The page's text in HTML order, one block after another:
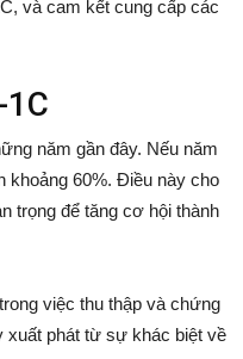
và cam kết cung cấp các
năm gần đây. Nếu năm
khoảng 60%. Điều này cho
trọng để tăng cơ hội thành
việc thu thập và chứng
xuất phát từ sự khác biệt về